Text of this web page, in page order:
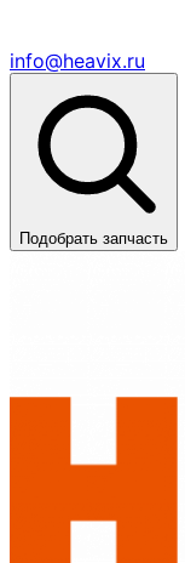
info@heavix.ru
Подобрать запчасть